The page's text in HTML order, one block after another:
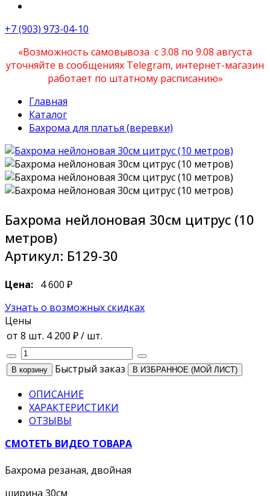
+7 (903) 973-04-10
«Возможность самовывоза с 3.08 по 9.08 августа
уточняйте в сообщениях Telegram, интернет-магазин
работает по штатному расписанию»
Главная
Каталог
Бахрома для платья (веревки)
Бахрома нейлоновая 30см цитрус (10
метров)
Артикул: Б129-30
Цена: 4 600 ₽
Узнать о возможных скидках
Цены
от 8 шт. 4 200 ₽/ шт.
Быстрый заказ В ИЗБРАННОЕ (МОЙ ЛИСТ)
ОПИСАНИЕ
ХАРАКТЕРИСТИКИ
ОТЗЫВЫ
СМОТЕТЬ ВИДЕО ТОВАРА
Бахрома резаная, двойная
ширина 30см